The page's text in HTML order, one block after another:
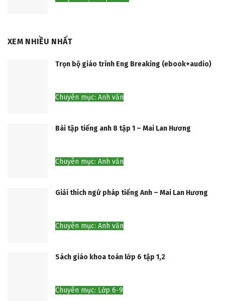
XEM NHIỀU NHẤT
Trọn bộ giáo trình Eng Breaking (ebook+audio)
Chuyên mục: Anh văn
Bài tập tiếng anh 8 tập 1 – Mai Lan Hương
Chuyên mục: Anh văn
Giải thích ngữ pháp tiếng Anh – Mai Lan Hương
Chuyên mục: Anh văn
Sách giáo khoa toán lớp 6 tập 1,2
Chuyên mục: Lớp 6-9